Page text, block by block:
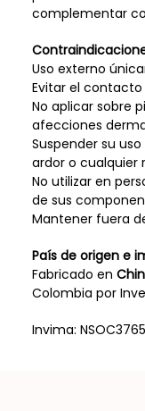
complementar
Uso externo
Evitar el
No aplicar sobre
afecciones
Suspender su
ardor o cualquier
No utilizar en
de sus
Mantener fuera
País de origen e
Fabricado en
Colombia por
Invima: